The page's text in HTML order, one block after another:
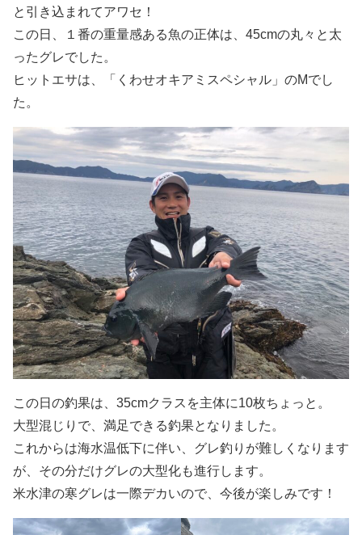
と引き込まれてアワセ！
この日、１番の重量感ある魚の正体は、45cmの丸々と太
ったグレでした。
ヒットエサは、「くわせオキアミスペシャル」のMでし
た。
この日の釣果は、35cmクラスを主体に10枚ちょっと。
大型混じりで、満足できる釣果となりました。
これからは海水温低下に伴い、グレ釣りが難しくなります
が、その分だけグレの大型化も進行します。
米水津の寒グレは一際デカいので、今後が楽しみです！